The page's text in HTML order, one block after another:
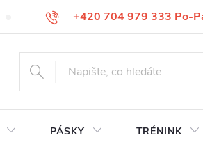
+420 704 979 333 Po-
VÝMĚNA ZBOŽÍ REKLAMACE ZBOŽÍ
PÁSKY TRÉNINK